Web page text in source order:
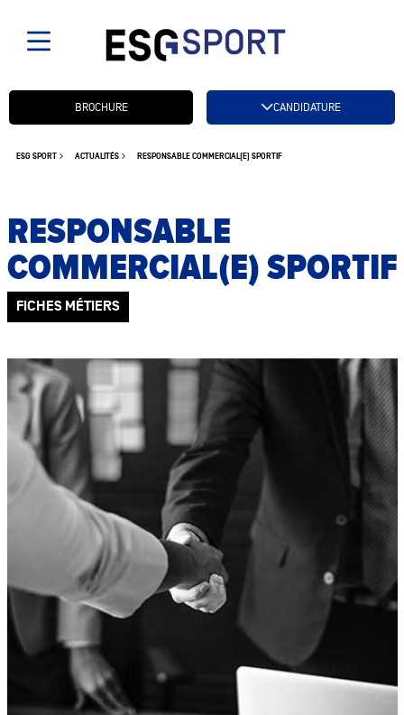
ESG SPORT ACTUALITÉS RESPONSABLE COMMERCIAL(E) SPORTIF
RESPONSABLE
COMMERCIAL(E) SPORTIF
FICHES MÉTIERS
CANDIDATURE
Candidatez btnBROCHURE